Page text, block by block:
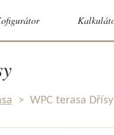
> WPC terasa Dřísy